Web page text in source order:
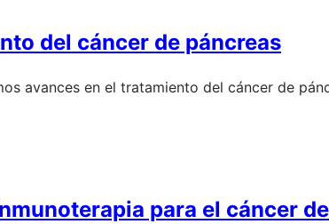
del cáncer de páncreas
avances en el tratamiento del cáncer de
para el cáncer